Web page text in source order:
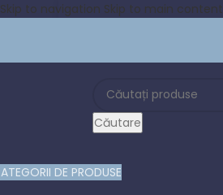
Skip to navigation Skip to main content
Căutare
DE PRODUSE